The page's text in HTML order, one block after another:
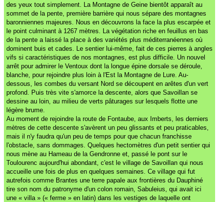
des yeux tout simplement. La Montagne de Geine bientôt apparaît au
sommet de la pente, première barrière qui nous sépare des montagnes
baronniennes majeures. Nous en découvrons la face la plus escarpée et
le point culminant à 1267 mètres. La végétation riche en feuillus en bas
de la pente a laissé la place à des variétés plus méditerranéennes où
dominent buis et cades. Le sentier lui-même, fait de ces pierres à angles
vifs si caractéristiques de nos montagnes, est plus difficile. Un nouvel
arrêt pour admirer le Ventoux dont la longue épine dorsale se déroule,
blanche, pour rejoindre plus loin à l'Est la Montagne de Lure. Au-
dessous, les combes du versant Nord se découpent en arêtes d'un vert
profond. Puis très vite s'amorce la descente, alors que Savoillan se
dessine au loin, au milieu de verts pâturages sur lesquels flotte une
légère brume.
Au moment de rejoindre la route de Fontaube, aux Imberts, les derniers
mètres de cette descente s'avèrent un peu glissants et peu praticables,
mais il n'y faudra qu'un peu de temps pour que chacun franchisse
l'obstacle, sans dommages. Quelques hectomètres d'un petit sentier qui
nous mène au Hameau de la Gendronne et, passé le pont sur le
Toulourenc aujourd'hui abondant, c'est le village de Savoillan qui nous
accueille une fois de plus en quelques semaines. Ce village qui fut
autrefois comme Brantes une terre papale aux frontières du Dauphiné
tire son nom du patronyme d'un colon romain, Sabuleius, qui avait ici
une « villa » (« ferme » en latin) dans les vestiges de laquelle ont